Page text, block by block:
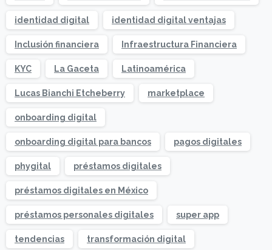
identidad digital identidad digital ventajas
Inclusión financiera Infraestructura Financiera
KYC La Gaceta Latinoamérica
Lucas Bianchi Etcheberry marketplace
onboarding digital
onboarding digital para bancos pagos digitales
phygital préstamos digitales
préstamos digitales en México
préstamos personales digitales super app
tendencias transformación digital